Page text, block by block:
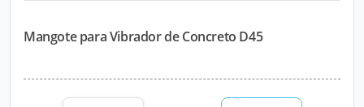
Mangote para Vibrador de Concreto D45